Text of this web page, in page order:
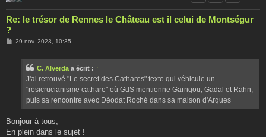
Re: le trésor de Rennes le Château est il celui de Montségur
?
M29 nov. 2023, 10:35
C. Alverda a écrit : ↑
J'ai retrouvé "Le secret des Cathares" texte qui véhicule un
"rosicrucianisme cathare" où GdS mentionne Garrigou, Gadal et Rahn,
puis sa rencontre avec Déodat Roché dans sa maison d'Arques
Bonjour à tous,
En plein dans le sujet !